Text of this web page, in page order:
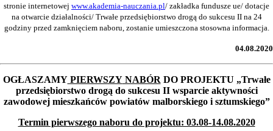
stronie internetowej www.akademia-nauczania.pl/ zakładka fundusze ue/ dotacje
na otwarcie działalności/ Trwałe przedsiębiorstwo drogą do sukcesu II na 24
godziny przed zamknięciem naboru, zostanie umieszczona stosowna informacja.
04.08.2020
OGŁASZAMYPIERWSZYNABÓR DO PROJEKTU „Trwałe
przedsiębiorstwo drogą do sukcesu II wsparcie aktywności
zawodowej mieszkańców powiatów malborskiego i sztumskiego”
Termin pierwszego naboru do projektu: 03.08-14.08.2020